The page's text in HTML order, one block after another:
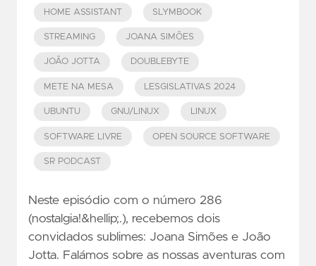
HOME ASSISTANT SLYMBOOK
STREAMING JOANA SIMÕES
JOÃO JOTTA DOUBLEBYTE
METE NA MESA LESGISLATIVAS 2024
UBUNTU GNU/LINUX LINUX
SOFTWARE LIVRE OPEN SOURCE SOFTWARE
SR PODCAST
Neste episódio com o número 286
(nostalgia!&hellip;.), recebemos dois
convidados sublimes: Joana Simões e João
Jotta. Falámos sobre as nossas aventuras com